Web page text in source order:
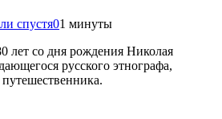
спустя01 минуты
лет со дня рождения Николая
русского этнографа,